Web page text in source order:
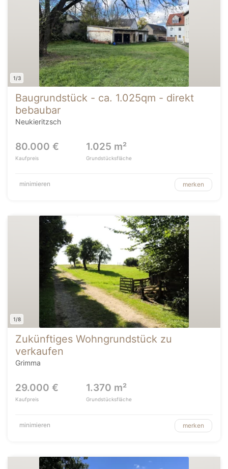
1/3
Baugrundstück - ca. 1.025qm - direkt
bebaubar
Neukieritzsch
80.000 €
Kaufpreis
1.025 m²
Grundstücksfläche
minimieren merken
1/8
Zukünftiges Wohngrundstück zu
verkaufen
Grimma
29.000 €
Kaufpreis
1.370 m²
Grundstücksfläche
minimieren merken